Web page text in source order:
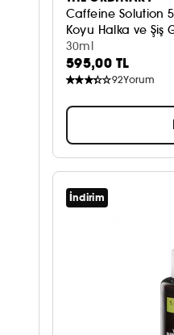
Caffeine Solution
Koyu Halka ve Şiş
30ml
595,00 TL
92Yorum
İndirim